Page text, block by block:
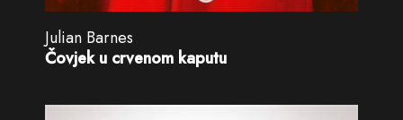
Julian Barnes
Čovjek u crvenom kaputu